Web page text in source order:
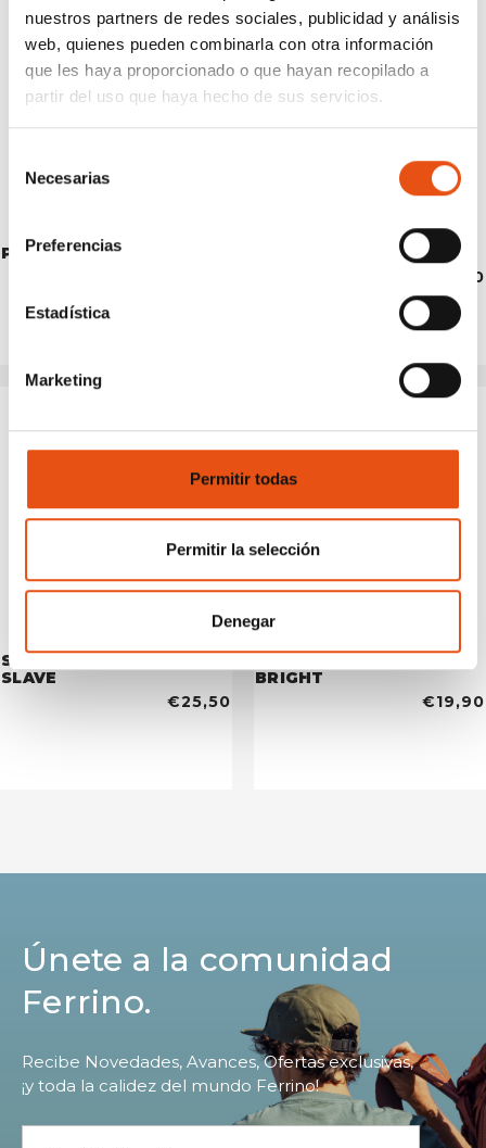
nuestros partners de redes sociales, publicidad y análisis
web, quienes pueden combinarla con otra información
que les haya proporcionado o que hayan recopilado a
partir del uso que haya hecho de sus servicios.
Necesarias
Preferencias
Estadística
Marketing
Permitir todas
Permitir la selección
Denegar
POWDER PROBE
CRASH PAD FERRINO
€229,90
SEGGIOLINO PAD ROCK
SLAVE
€25,50
LAMPADA FRONTALE
BRIGHT
€19,90
Únete a la comunidad
Ferrino.
Recibe Novedades, Avances, Ofertas exclusivas,
¡y toda la calidez del mundo Ferrino!